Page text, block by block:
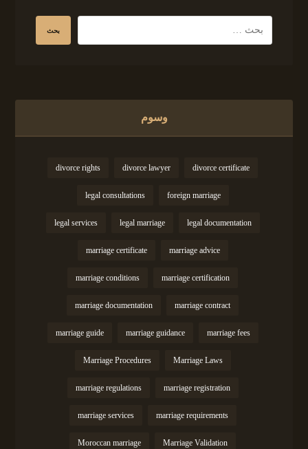
وسوم
divorce certificate
divorce lawyer
divorce rights
foreign marriage
legal consultations
legal documentation
legal marriage
legal services
marriage advice
marriage certificate
marriage certification
marriage conditions
marriage contract
marriage documentation
marriage fees
marriage guidance
marriage guide
Marriage Laws
Marriage Procedures
marriage registration
marriage regulations
marriage requirements
marriage services
Marriage Validation
Moroccan marriage